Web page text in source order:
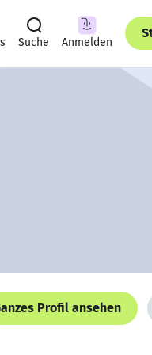
Suche Anmelden
Profil ansehen